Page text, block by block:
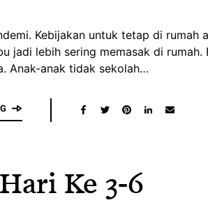
Kebijakan untuk tetap di rumah
jadi lebih sering memasak di rumah.
Anak-anak tidak sekolah…
Ke 3-6